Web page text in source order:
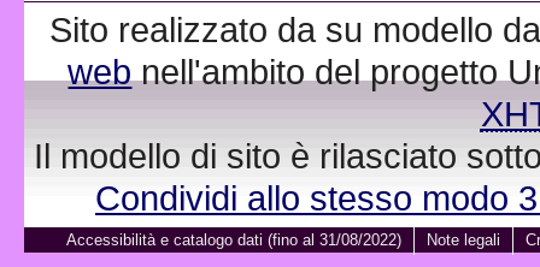
Sito realizzato da su modello
webnell'ambito del progetto
Il modello di sito è rilasciato
Condividi allo stesso modo
Accessibilità e catalogo dati (fino al 31/08/2022) Note legali